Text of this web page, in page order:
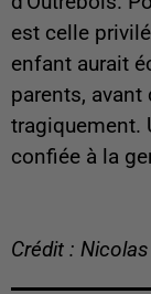
est celle
enfant aurait
parents, avant
tragiquement.
confiée à la
Crédit :